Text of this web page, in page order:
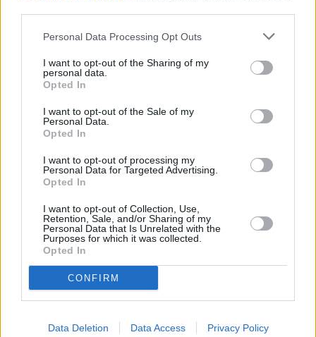
Personal Data Processing Opt Outs
I want to opt-out of the Sharing of my
personal data.
Opted In
I want to opt-out of the Sale of my
Personal Data.
Opted In
I want to opt-out of processing my
Personal Data for Targeted Advertising.
Opted In
I want to opt-out of Collection, Use,
Retention, Sale, and/or Sharing of my
Personal Data that Is Unrelated with the
Purposes for which it was collected.
Opted In
CONFIRM
Data Deletion Data Access Privacy Policy